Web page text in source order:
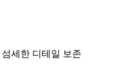
세한 디테일 보존